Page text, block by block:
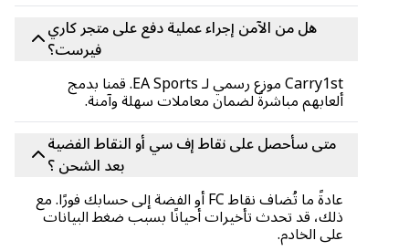
هل من الآمن إجراء عملية دفع على متجر كاري
فيرست؟
Carry1st موزع رسمي لـ EA Sports. قمنا بدمج
ألعابهم مباشرةً لضمان معاملات سهلة وآمنة.
متى سأحصل على نقاط إف سي أو النقاط الفضية
بعد الشحن ؟
عادةً ما تُضاف نقاط FC أو الفضة إلى حسابك فورًا. مع
ذلك، قد تحدث تأخيرات أحيانًا بسبب ضغط البيانات
على الخادم.